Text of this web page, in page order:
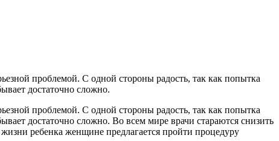
проблемой. С одной стороны радость, так как попытка
достаточно сложно.
проблемой. С одной стороны радость, так как попытка
достаточно сложно. Во всем мире врачи стараются снизить
ребенка женщине предлагается пройти процедуру